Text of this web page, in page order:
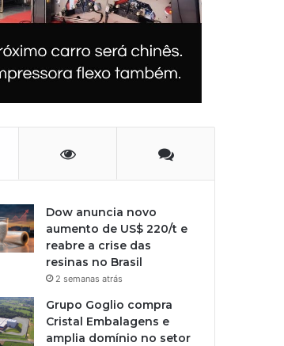
Dow anuncia novo
aumento de US$ 220/t e
reabre a crise das
resinas no Brasil
2 semanas atrás
Grupo Goglio compra
Cristal Embalagens e
amplia domínio no setor